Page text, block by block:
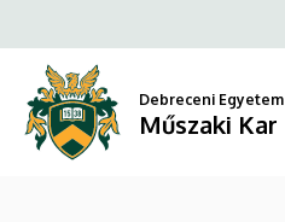
Management
MSc
a
tartalomra
Debreceni Egyetem
Műszaki Kar